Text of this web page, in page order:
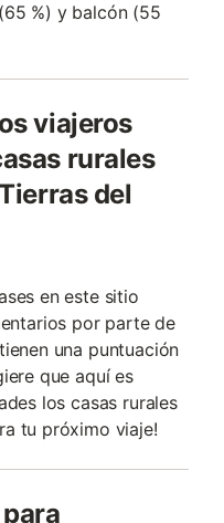
%) y balcón (55
viajeros
rurales
del
en este sitio
por parte de
una puntuación
que aquí es
los casas rurales
tu próximo viaje!